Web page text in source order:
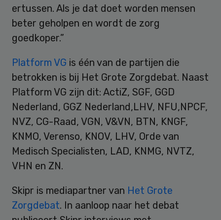
ertussen. Als je dat doet worden mensen
beter geholpen en wordt de zorg
goedkoper.”
Platform VG is één van de partijen die
betrokken is bij Het Grote Zorgdebat. Naast
Platform VG zijn dit: ActiZ, SGF, GGD
Nederland, GGZ Nederland,LHV, NFU,NPCF,
NVZ, CG-Raad, VGN, V&VN, BTN, KNGF,
KNMO, Verenso, KNOV, LHV, Orde van
Medisch Specialisten, LAD, KNMG, NVTZ,
VHN en ZN.
Skipr is mediapartner van Het Grote
Zorgdebat. In aanloop naar het debat